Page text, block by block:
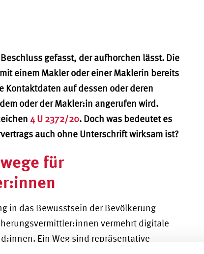
gefasst, der aufhorchen lässt. Die
einem Makler oder einer Maklerin bereits
Kontaktdaten auf dessen oder deren
oder der Makler:in angerufen wird.
4 U 2372/20. Doch was bedeutet es
auch ohne Unterschrift wirksam ist?
für
in das Bewusstsein der Bevölkerung
vermehrt digitale
Ein Weg sind repräsentative